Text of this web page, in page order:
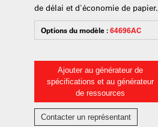
de délai et d'économie de papier.
Options du modèle :64696AC
Ajouter au générateur de
spécifications et au générateur
de ressources
Contacter un représentant